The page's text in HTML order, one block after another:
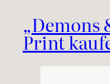
„Demons
Print